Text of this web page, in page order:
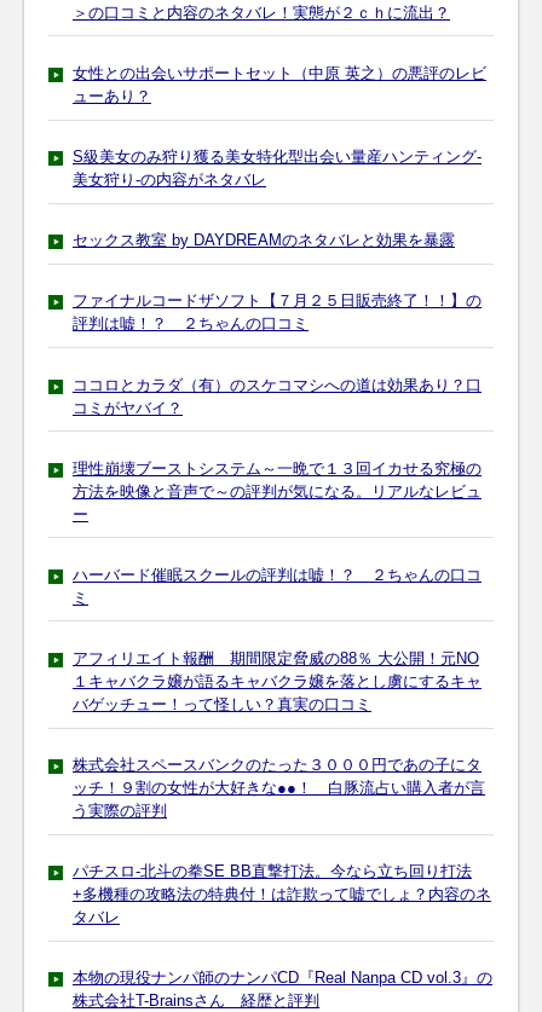
＞の口コミと内容のネタバレ！実態が２ｃｈに流出？
女性との出会いサポートセット（中原 英之）の悪評のレビ
ューあり？
S級美女のみ狩り獲る美女特化型出会い量産ハンティング-
美女狩り-の内容がネタバレ
セックス教室 by DAYDREAMのネタバレと効果を暴露
ファイナルコードザソフト【７月２５日販売終了！！】の
評判は嘘！？ ２ちゃんの口コミ
ココロとカラダ（有）のスケコマシへの道は効果あり？口
コミがヤバイ？
理性崩壊ブーストシステム～一晩で１３回イカせる究極の
方法を映像と音声で～の評判が気になる。リアルなレビュ
ー
ハーバード催眠スクールの評判は嘘！？ ２ちゃんの口コ
ミ
アフィリエイト報酬 期間限定脅威の88％ 大公開！元NO
１キャバクラ嬢が語るキャバクラ嬢を落とし虜にするキャ
バゲッチュー！って怪しい？真実の口コミ
株式会社スペースバンクのたった３０００円であの子にタ
ッチ！９割の女性が大好きな●●！ 白豚流占い購入者が言
う実際の評判
パチスロ-北斗の拳SE BB直撃打法。今なら立ち回り打法
+多機種の攻略法の特典付！は詐欺って嘘でしょ？内容のネ
タバレ
本物の現役ナンパ師のナンパCD『Real Nanpa CD vol.3』の
株式会社T-Brainsさん 経歴と評判